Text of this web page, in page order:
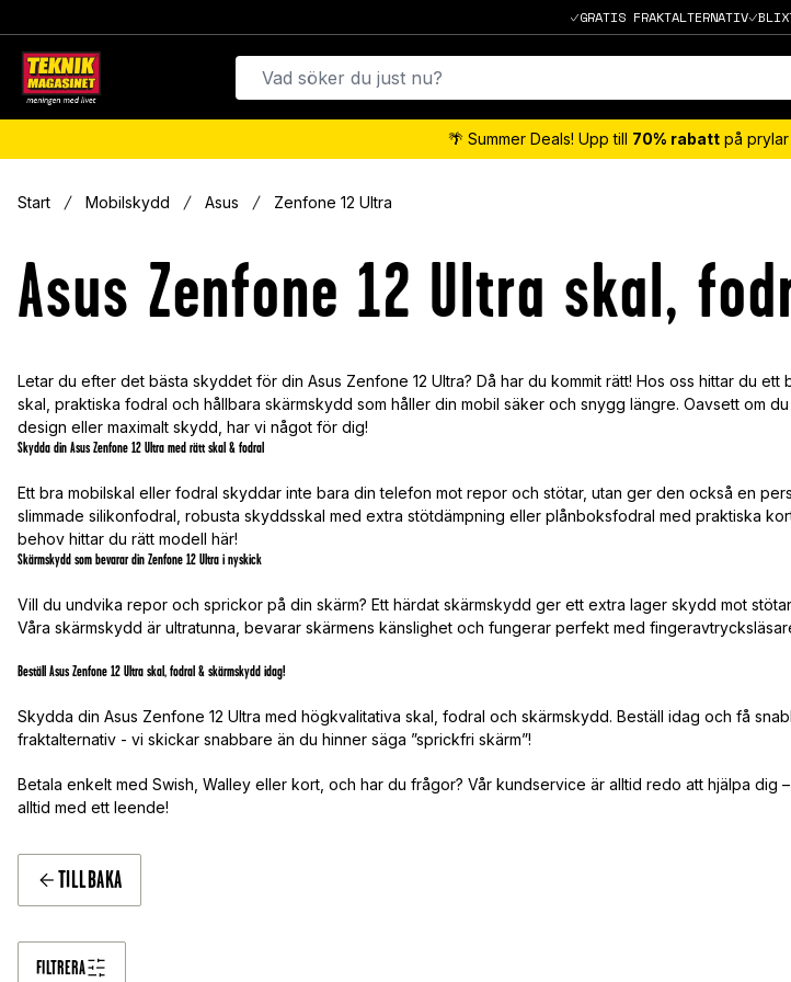
GRATIS FRAKTALTERNATIV
🌴 Summer Deals! Upp till 70% rabatt på
Start Mobilskydd Asus Zenfone 12 Ultra
Asus Zenfone 12 Ultra skal,
Letar du efter det bästa skyddet för din Asus Zenfone 12 Ultra? Då har du kommit rätt! Hos oss hittar du ett
skal, praktiska fodral och hållbara skärmskydd som håller din mobil säker och snygg längre. Oavsett om
design eller maximalt skydd, har vi något för dig!
Skydda din Asus Zenfone 12 Ultra med rätt skal & fodral
Ett bra mobilskal eller fodral skyddar inte bara din telefon mot repor och stötar, utan ger den också en
slimmade silikonfodral, robusta skyddsskal med extra stötdämpning eller plånboksfodral med praktiska
behov hittar du rätt modell här!
Skärmskydd som bevarar din Zenfone 12 Ultra i nyskick
Vill du undvika repor och sprickor på din skärm? Ett härdat skärmskydd ger ett extra lager skydd mot
Våra skärmskydd är ultratunna, bevarar skärmens känslighet och fungerar perfekt med
Beställ Asus Zenfone 12 Ultra skal, fodral & skärmskydd idag!
Skydda din Asus Zenfone 12 Ultra med högkvalitativa skal, fodral och skärmskydd. Beställ idag och få
fraktalternativ - vi skickar snabbare än du hinner säga ”sprickfri skärm”!
Betala enkelt med Swish, Walley eller kort, och har du frågor? Vår kundservice är alltid redo att hjälpa dig
alltid med ett leende!
TILLBAKA
FILTRERA